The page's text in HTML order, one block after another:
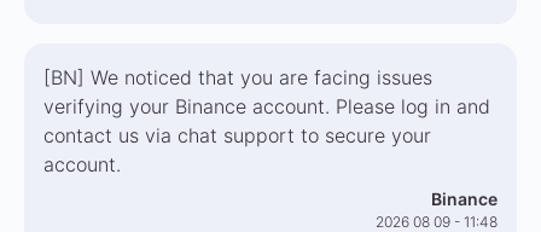
[BN] We noticed that you are facing issues
verifying your Binance account. Please log in and
contact us via chat support to secure your
account.
Binance
2026 08 09 - 11:48